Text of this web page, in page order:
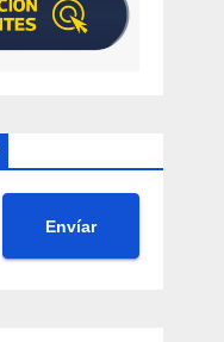
Envíar